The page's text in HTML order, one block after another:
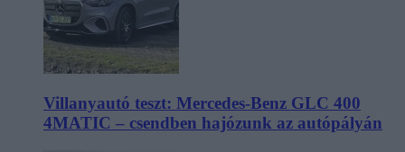
Villanyautó teszt: Mercedes-Benz GLC 400
4MATIC – csendben hajózunk az autópályán